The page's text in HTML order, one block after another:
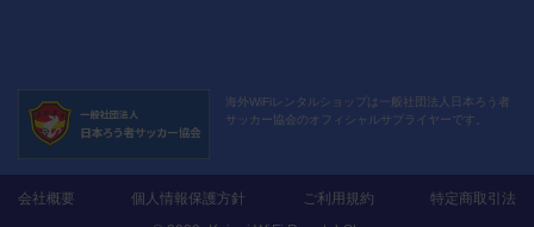
海外WiFiレンタルショップは
一般社団法人日本ろう者
サッカー協会のオフィシャルサプライヤーです。
会社概要 個人情報保護方針 ご利用規約
特定商取引法